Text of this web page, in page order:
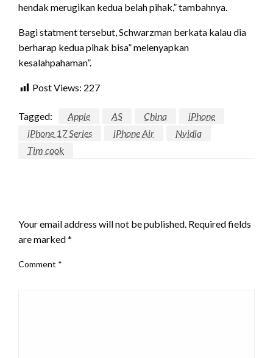
hendak merugikan kedua belah pihak,” tambahnya.
Bagi statment tersebut, Schwarzman berkata kalau dia
berharap kedua pihak bisa” melenyapkan
kesalahpahaman”.
Post Views: 227
Tagged: Apple AS China
iPhone
iPhone 17 Series
iPhone Air
Nvidia
Tim cook
Your email address will not be published. Required fields
are marked*
Comment *